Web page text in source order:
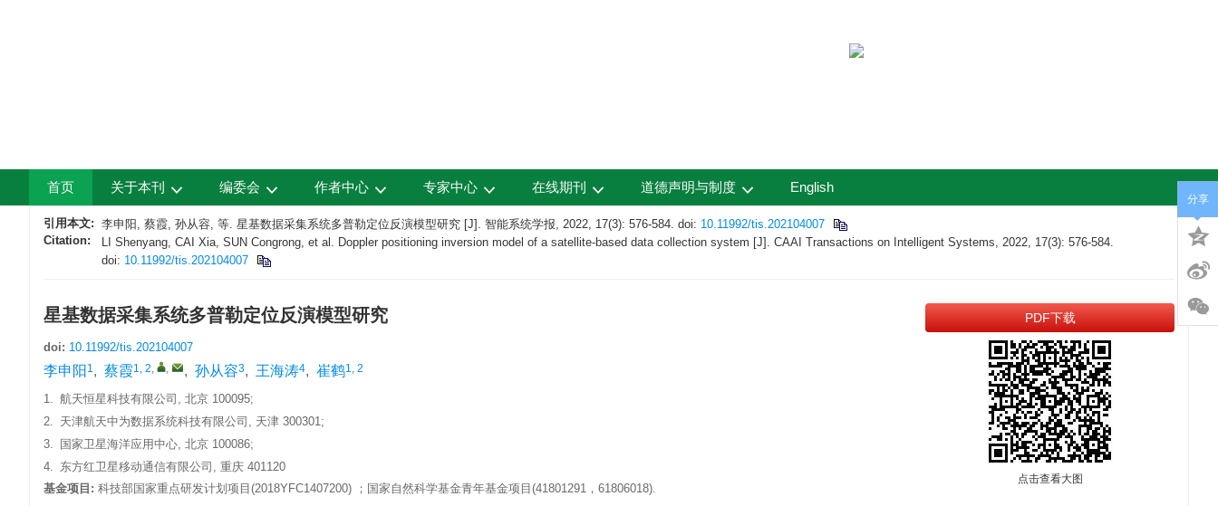
首页 关于本刊 编委会 作者中心 专家中心 在线期刊 道德声明与制度 English
引用本文: 李申阳, 蔡霞, 孙从容, 等. 星基数据采集系统多普勒定位反演模型研究 [J]. 智能系统学报, 2022, 17(3): 576-584. doi: 10.11992/tis.202104007
Citation:
LI Shenyang, CAI Xia, SUN Congrong, et al. Doppler positioning inversion model of a satellite-based data collection system [J]. CAAI Transactions on Intelligent Systems, 2022, 17(3): 576-584.
doi: 10.11992/tis.202104007
星基数据采集系统多普勒定位反演模型研究
doi: 10.11992/tis.202104007
李申阳 1, 蔡霞1, 2, , , 孙从容3, 王海涛4, 崔鹤1, 2
1. 航天恒星科技有限公司, 北京 100095;
2. 天津航天中为数据系统科技有限公司, 天津 300301;
3.
国家卫星海洋应用中心, 北京 100086;
4. 东方红卫星移动通信有限公司, 重庆 401120
基金项目: 科技部国家重点研发计划项目(2018YFC1407200) ；国家自然科学基金青年基金项目(41801291，61806018).
PDF下载
点击查看大图
分享